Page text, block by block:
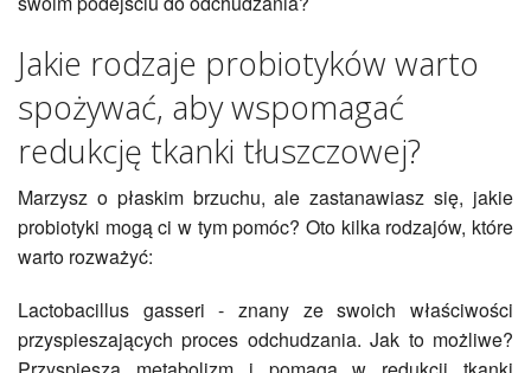
Jakie rodzaje probiotyków warto
spożywać, aby wspomagać
redukcję tkanki tłuszczowej?
Marzysz o płaskim brzuchu, ale zastanawiasz się, jakie
probiotyki mogą ci w tym pomóc? Oto kilka rodzajów, które
warto rozważyć:
Lactobacillus gasseri - znany ze swoich właściwości
przyspieszających proces odchudzania. Jak to możliwe?